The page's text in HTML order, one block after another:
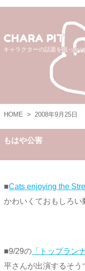
CHARA PIT
キャラクターの話題を追っか
HOME > 2008年9月25日
もはや公害
■Cats enjoying the
かわいくておもしろい
■9/29の 「トップラン
平さんが出演するそう